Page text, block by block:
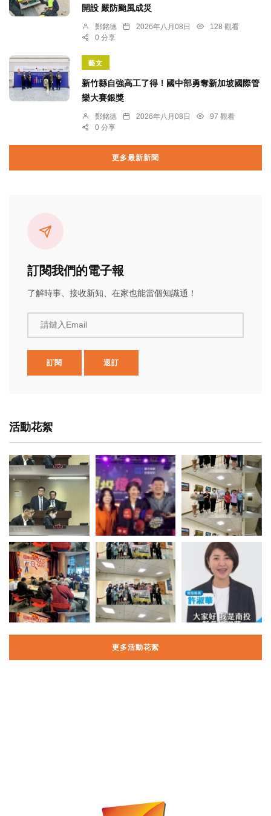
開設 嚴防颱風成災
鄭銘德 2026年八月08日
128 觀看
0 分享
藝文
新竹縣自強高工了得！國中部勇奪新加坡國際管
樂大賽銀獎
鄭銘德 2026年八月08日
97 觀看
0 分享
更多最新新聞
訂閱我們的電子報
了解時事、接收新知、在家也能當個知識通！
請鍵入Email
訂閱 退訂
活動花絮
更多活動花絮